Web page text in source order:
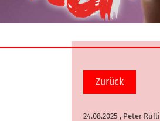
Zurück
24.08.2025 , Peter Rüfli